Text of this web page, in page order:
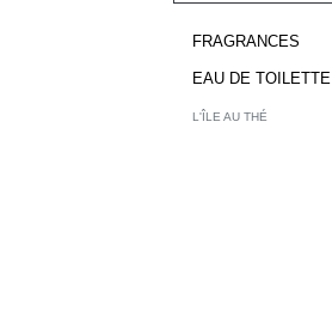
FRAGRANCES
EAU DE TOILETTE
L'ÎLE AU THÉ